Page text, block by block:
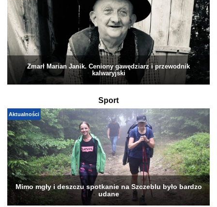
Zmarł Marian Janik. Ceniony gawędziarz i przewodnik
kalwaryjski
Sport
Aktualności
Mimo mgły i deszczu spotkanie na Szczeblu było bardzo
udane